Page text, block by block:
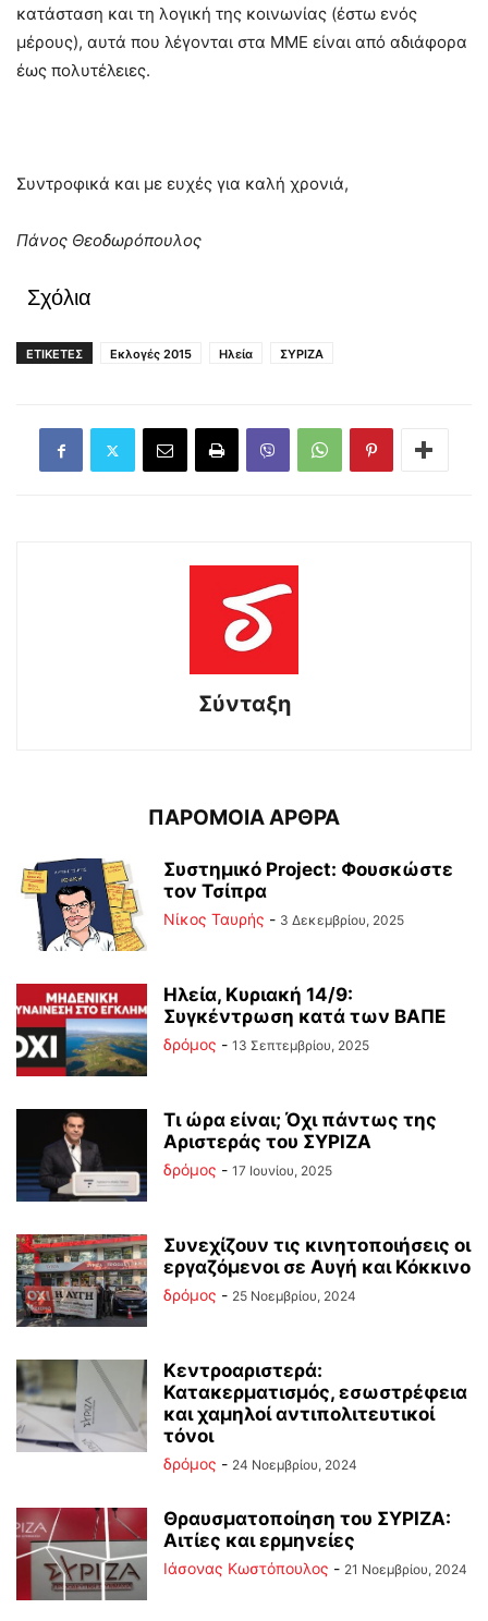
κατάσταση και τη λογική της κοινωνίας (έστω ενός
μέρους), αυτά που λέγονται στα ΜΜΕ είναι από αδιάφορα
έως πολυτέλειες.
Συντροφικά και με ευχές για καλή χρονιά,
Πάνος Θεοδωρόπουλος
Σχόλια
ΕΤΙΚΕΤΕΣ Εκλογές 2015 Ηλεία ΣΥΡΙΖΑ
Σύνταξη
ΠΑΡΟΜΟΙΑ ΑΡΘΡΑ
Συστημικό Project: Φουσκώστε
τον Τσίπρα
Νίκος Ταυρής - 3 Δεκεμβρίου, 2025
Ηλεία, Κυριακή 14/9:
Συγκέντρωση κατά των ΒΑΠΕ
δρόμος - 13 Σεπτεμβρίου, 2025
Τι ώρα είναι; Όχι πάντως της
Αριστεράς του ΣΥΡΙΖΑ
δρόμος - 17 Ιουνίου, 2025
Συνεχίζουν τις κινητοποιήσεις οι
εργαζόμενοι σε Αυγή και Κόκκινο
δρόμος - 25 Νοεμβρίου, 2024
Κεντροαριστερά:
Κατακερματισμός, εσωστρέφεια
και χαμηλοί αντιπολιτευτικοί
τόνοι
δρόμος - 24 Νοεμβρίου, 2024
Θραυσματοποίηση του ΣΥΡΙΖΑ:
Αιτίες και ερμηνείες
Ιάσονας Κωστόπουλος - 21 Νοεμβρίου, 2024